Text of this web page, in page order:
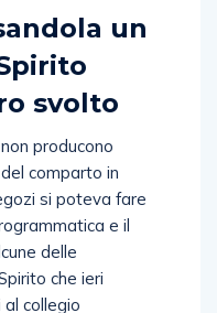
un
svolto
producono
comparto in
si poteva fare
e il
delle
che ieri
collegio